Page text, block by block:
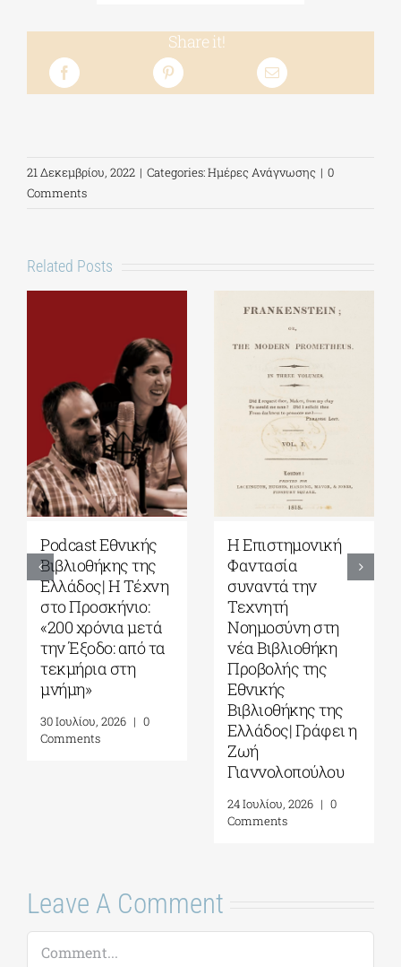
Share it!
21 Δεκεμβρίου, 2022 | Categories:Ημέρες Ανάγνωσης | 0
Comments
Related Posts
Podcast Εθνικής
Βιβλιοθήκης της
Ελλάδος| Η Tέχνη
στο Προσκήνιο:
«200 χρόνια μετά
την Έξοδο: από τα
τεκμήρια στη
μνήμη»
30 Ιουλίου, 2026 | 0
Comments
Η Επιστημονική
Φαντασία
συναντά την
Τεχνητή
Νοημοσύνη στη
νέα Βιβλιοθήκη
Προβολής της
Εθνικής
Βιβλιοθήκης της
Ελλάδος| Γράφει η
Ζωή
Γιαννολοπούλου
24 Ιουλίου, 2026 | 0
Comments
Leave A Comment
Comment